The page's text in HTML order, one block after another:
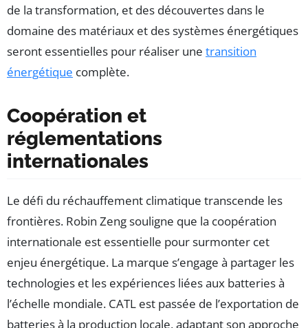
de la transformation, et des découvertes dans le
domaine des matériaux et des systèmes énergétiques
seront essentielles pour réaliser une transition
énergétique complète.
Coopération et
réglementations
internationales
Le défi du réchauffement climatique transcende les
frontières. Robin Zeng souligne que la coopération
internationale est essentielle pour surmonter cet
enjeu énergétique. La marque s’engage à partager les
technologies et les expériences liées aux batteries à
l’échelle mondiale. CATL est passée de l’exportation de
batteries à la production locale, adaptant son approche